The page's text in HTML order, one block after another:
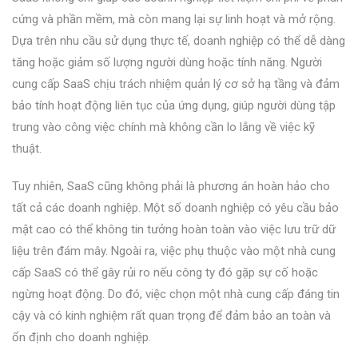
cứng và phần mềm, mà còn mang lại sự linh hoạt và mở rộng.
Dựa trên nhu cầu sử dụng thực tế, doanh nghiệp có thể dễ dàng
tăng hoặc giảm số lượng người dùng hoặc tính năng. Người
cung cấp SaaS chịu trách nhiệm quản lý cơ sở hạ tầng và đảm
bảo tính hoạt động liên tục của ứng dụng, giúp người dùng tập
trung vào công việc chính mà không cần lo lắng về việc kỹ
thuật.
Tuy nhiên, SaaS cũng không phải là phương án hoàn hảo cho
tất cả các doanh nghiệp. Một số doanh nghiệp có yêu cầu bảo
mật cao có thể không tin tưởng hoàn toàn vào việc lưu trữ dữ
liệu trên đám mây. Ngoài ra, việc phụ thuộc vào một nhà cung
cấp SaaS có thể gây rủi ro nếu công ty đó gặp sự cố hoặc
ngừng hoạt động. Do đó, việc chọn một nhà cung cấp đáng tin
cậy và có kinh nghiệm rất quan trọng để đảm bảo an toàn và
ổn định cho doanh nghiệp.